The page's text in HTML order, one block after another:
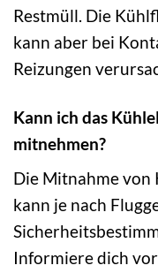
Restmüll. Die
kann aber bei
Reizungen
Kann ich das
mitnehmen?
Die Mitnahme von
kann je nach
Informiere dich